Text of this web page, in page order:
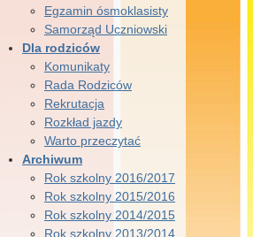
Egzamin ósmoklasisty
Samorząd Uczniowski
Dla rodziców
Komunikaty
Rada Rodziców
Rekrutacja
Rozkład jazdy
Warto przeczytać
Archiwum
Rok szkolny 2016/2017
Rok szkolny 2015/2016
Rok szkolny 2014/2015
Rok szkolny 2013/2014